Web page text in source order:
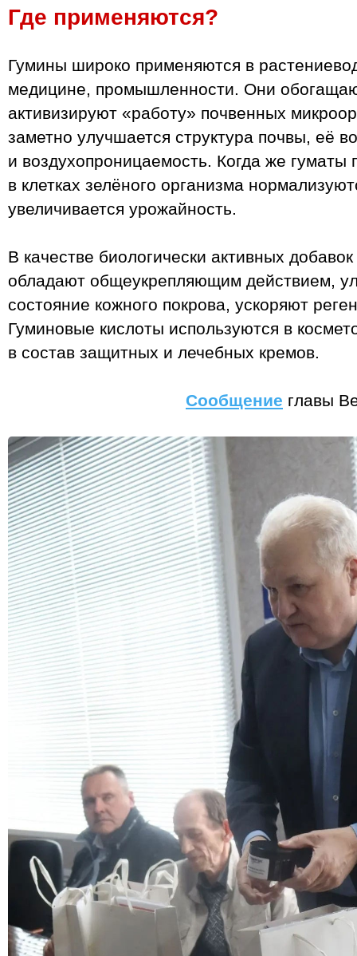
Где применяются?
Гумины широко применяются в
медицине, промышленности. Они
активизируют «работу» почвенных
заметно улучшается структура почвы, её
и воздухопроницаемость. Когда же гуматы
в клетках зелёного организма
увеличивается урожайность.
В качестве биологически активных
обладают общеукрепляющим действием,
состояние кожного покрова, ускоряют
Гуминовые кислоты используются в
в состав защитных и лечебных кремов.
Сообщение главы